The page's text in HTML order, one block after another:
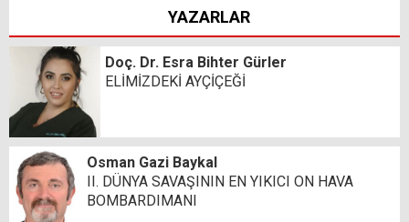
YAZARLAR
Doç. Dr. Esra Bihter Gürler
ELİMİZDEKİ AYÇİÇEĞİ
Osman Gazi Baykal
II. DÜNYA SAVAŞININ EN YIKICI ON HAVA
BOMBARDIMANI